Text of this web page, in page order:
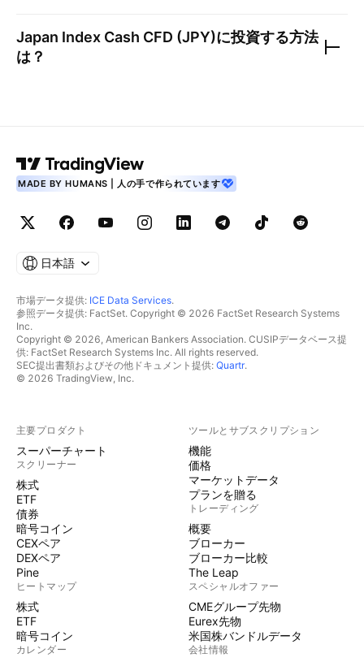
Japan Index Cash CFD (JPY)に投資する方法
は？
MADE BY HUMANS | 人の手で作られています
日本語
市場データ提供: ICE Data Services.
参照データ提供: FactSet. Copyright © 2026 FactSet Research Systems
Inc.
Copyright © 2026, American Bankers Association. CUSIPデータベース提
供: FactSet Research Systems Inc. All rights reserved.
SEC提出書類およびその他ドキュメント提供: Quartr.
© 2026 TradingView, Inc.
主要プロダクト
スーパーチャート
スクリーナー
株式
ETF
債券
暗号コイン
CEXペア
DEXペア
Pine
ヒートマップ
株式
ETF
暗号コイン
カレンダー
ツールとサブスクリプション
機能
価格
マーケットデータ
プランを贈る
トレーディング
概要
ブローカー
ブローカー比較
The Leap
スペシャルオファー
CMEグループ先物
Eurex先物
米国株バンドルデータ
会社情報